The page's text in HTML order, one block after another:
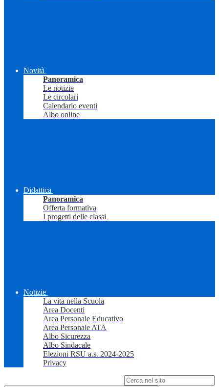
Novità
Panoramica
Le notizie
Le circolari
Calendario eventi
Albo online
Didattica
Panoramica
Offerta formativa
I progetti delle classi
Notizie
La vita nella Scuola
Area Docenti
Area Personale Educativo
Area Personale ATA
Albo Sicurezza
Albo Sindacale
Elezioni RSU a.s. 2024-2025
Privacy